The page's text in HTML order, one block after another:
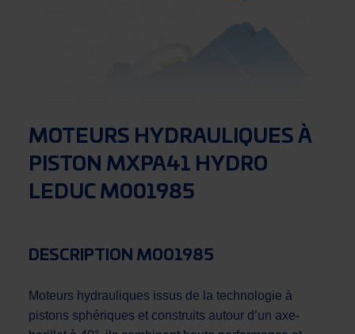
MOTEURS HYDRAULIQUES À
PISTON MXPA41 HYDRO
LEDUC M001985
DESCRIPTION M001985
Moteurs hydrauliques issus de la technologie à
pistons sphériques et construits autour d’un axe-